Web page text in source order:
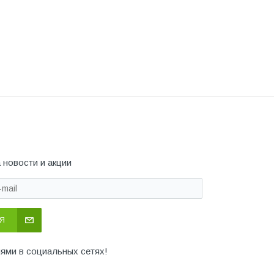
и акции
в социальных сетях!